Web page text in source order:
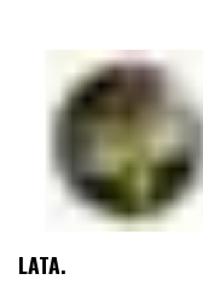
LATA.